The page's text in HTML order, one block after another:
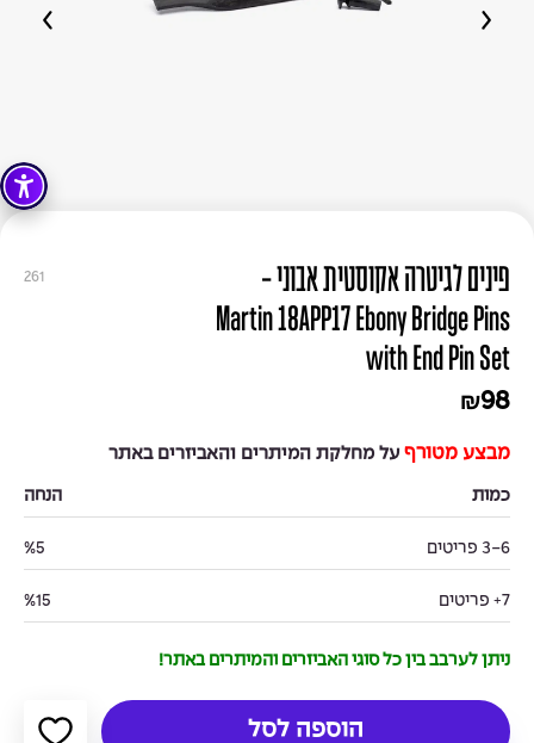
261
פינים לגיטרה אקוסטית אבוני -
Martin 18APP17 Ebony Bridge Pins
with End Pin Set
₪98
מבצע מטורף על מחלקת המיתרים והאביזרים באתר
כמות הנחה
3-6 פריטים %5
7+ פריטים %15
ניתן לערבב בין כל סוגי האביזרים והמיתרים באתר!
הוספה לסל